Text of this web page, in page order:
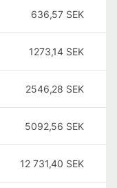
636,57 SEK
1273,14 SEK
2546,28 SEK
5092,56 SEK
12 731,40 SEK